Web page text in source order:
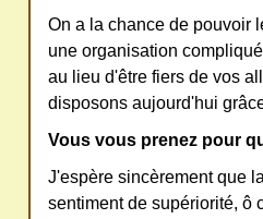
On a la chance de pouvoir
une organisation
au lieu d'être fiers de vos
disposons aujourd'hui
Vous vous prenez pour
J'espère sincèrement que
sentiment de supériorité, ô